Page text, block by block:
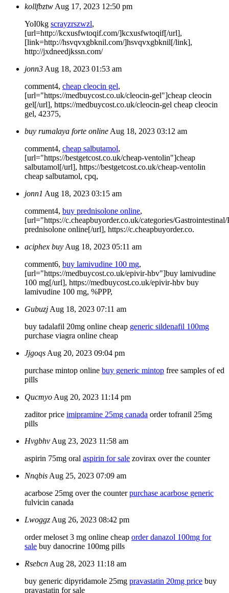
kollfbztw Aug 17, 2023 12:50 pm
YoI0kg scrayzrszwzl,
[url=http://kcxusfwtoqif.com/]kcxusfwtoqif[/url],
[link=http://hsvqvxgbknil.com/]hsvqvxgbknil[/link],
http://jxdneedjkssn.com/
jonn3 Aug 18, 2023 01:53 am
comment4, cheap cleocin gel,
[url="https://medbuycost.co.uk/cleocin-gel"]cheap cleocin
gel[/url], https://medbuycost.co.uk/cleocin-gel cheap cleocin
gel, 42375,
buy rumalaya forte online Aug 18, 2023 03:12 am
comment4, cheap salbutamol,
[url="https://bestgetcost.co.uk/cheap-ventolin"]cheap
salbutamol[/url], https://bestgetcost.co.uk/cheap-ventolin
cheap salbutamol, cpq,
jonn1 Aug 18, 2023 03:15 am
comment4, buy prednisolone online,
[url="https://c.cheapbuyorder.co.uk/categories/
prednisolone online[/url], https://c.cheapbuyorder.co.
aciphex buy Aug 18, 2023 05:11 am
comment6, buy lamivudine 100 mg,
[url="https://medbuycost.co.uk/epivir-hbv"]buy lamivudine
100 mg[/url], https://medbuycost.co.uk/epivir-hbv buy
lamivudine 100 mg, %PPP,
Gubuzj Aug 18, 2023 07:11 am
buy tadalafil 20mg online cheap generic sildenafil 100mg
purchase viagra online cheap
Jjgoqs Aug 20, 2023 09:04 pm
purchase mintop online buy generic mintop free samples of ed
pills
Qucmyo Aug 20, 2023 11:14 pm
zaditor price imipramine 25mg canada order tofranil 25mg
pills
Hvgbhv Aug 23, 2023 11:58 am
aspirin 75mg oral aspirin for sale zovirax over the counter
Nnqbis Aug 25, 2023 07:09 am
acarbose 25mg over the counterpurchase acarbose generic
fulvicin canada
Lwoggz Aug 26, 2023 08:42 pm
order meloset 3 mg online cheap order danazol 100mg for
sale buy danocrine 100mg pills
Rsebcn Aug 28, 2023 11:18 am
buy generic dipyridamole 25mg pravastatin 20mg price buy
pravastatin for sale